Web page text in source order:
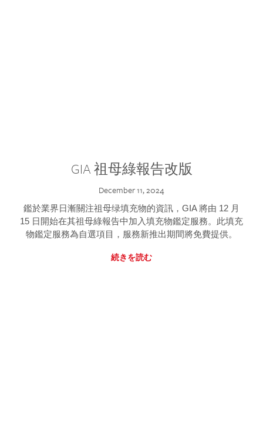
GIA 祖母綠報告改版
December 11, 2024
鑑於業界日漸關注祖母绿填充物的資訊，GIA 將由 12 月
15 日開始在其祖母綠報告中加入填充物鑑定服務。此填充
物鑑定服務為自選項目，服務新推出期間將免費提供。
続きを読む